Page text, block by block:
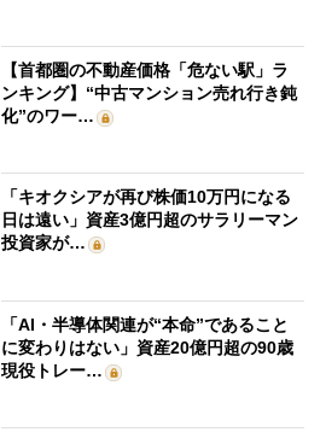
【首都圏の不動産価格「危ない駅」ラ
ンキング】“中古マンション売れ行き鈍
化”のワー…
「キオクシアが再び株価10万円になる
日は遠い」資産3億円超のサラリーマン
投資家が…
「AI・半導体関連が“本命”であること
に変わりはない」資産20億円超の90歳
現役トレー…